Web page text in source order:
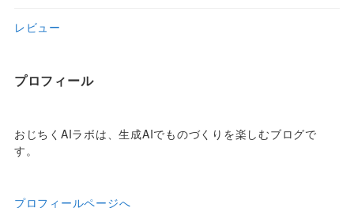
レビュー
プロフィール
おじちくAIラボは、生成AIでものづくりを楽しむブログで
す。
プロフィールページへ